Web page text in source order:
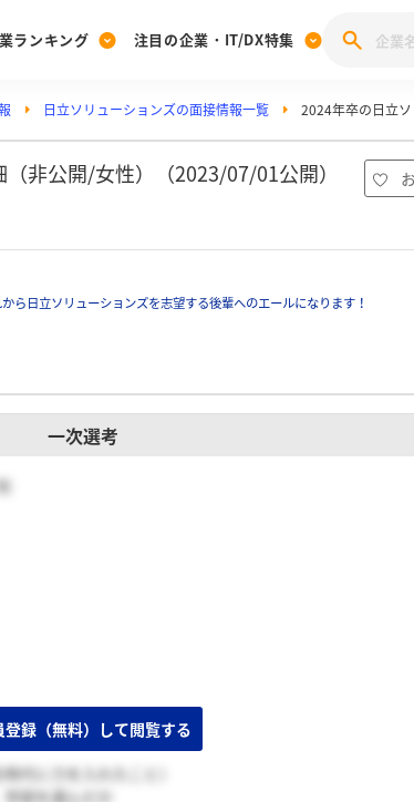
[27卒] 本選考体験記投稿キャンペーン
ランキング
みんなのDX企業就職ブランド調査
注目の企業・IT/DX特集
業研究
日立ソリューションズの面接情報一覧 2024年卒の日立
非公開/女性）（2023/07/01公開）
ら日立ソリューションズを志望する後輩へのエールになります！
一次選考
時代に力を入れたこと）
部を選んだか